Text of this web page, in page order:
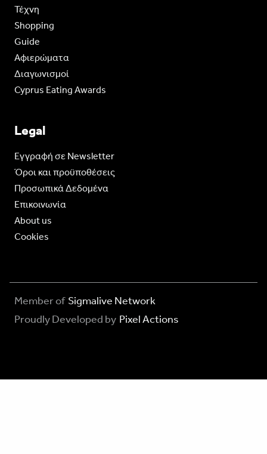
Τέχνη
Shopping
Guide
Aφιερώματα
Διαγωνισμοί
Cyprus Eating Awards
Legal
Eγγραφή σε Newsletter
Όροι και προϋποθέσεις
Προσωπικά Δεδομένα
Επικοινωνία
About us
Cookies
Member of Sigmalive Network
Proudly Developed by Pixel Actions